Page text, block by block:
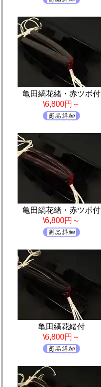
亀田縞花緒・赤ツボ付
\6,800円～
亀田縞花緒・赤ツボ付
\6,800円～
亀田縞花緒付
\6,800円～